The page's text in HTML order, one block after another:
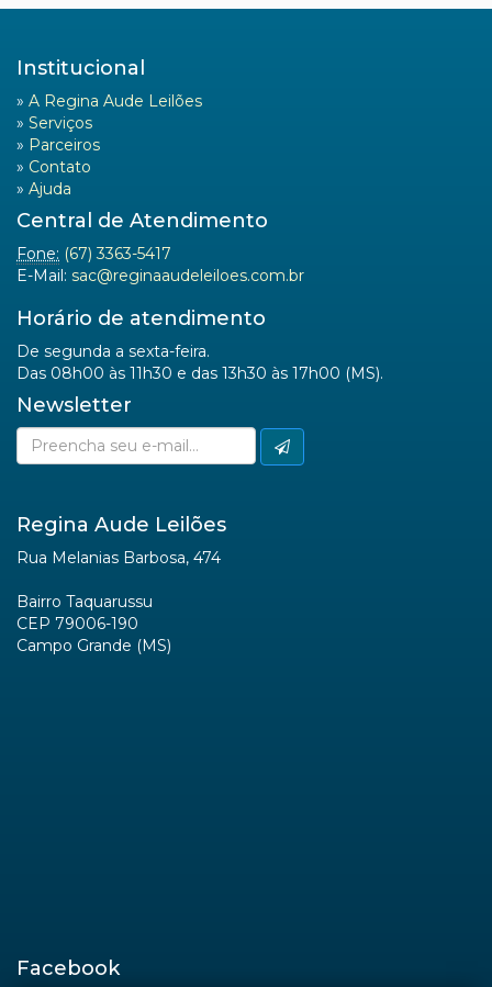
Institucional
» A Regina Aude Leilões
» Serviços
» Parceiros
» Contato
» Ajuda
Central de Atendimento
Fone: (67) 3363-5417
E-Mail: sac@reginaaudeleiloes.com.br
Horário de atendimento
De segunda a sexta-feira.
Das 08h00 às 11h30 e das 13h30 às 17h00 (MS).
Newsletter
Regina Aude Leilões
Rua Melanias Barbosa, 474
Bairro Taquarussu
CEP 79006-190
Campo Grande (MS)
Facebook